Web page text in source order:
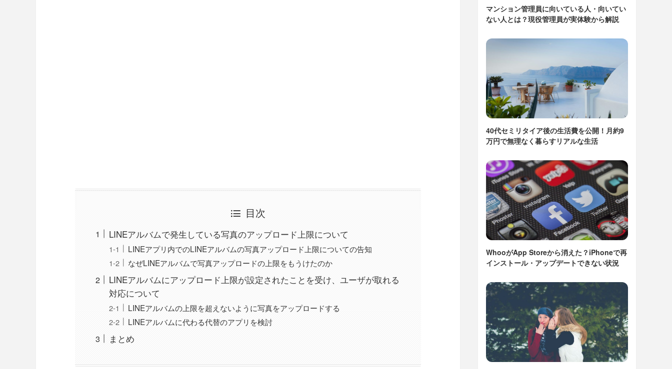
目次
LINEアルバムで発生している写真のアップロード上限について
LINEアプリ内でのLINEアルバムの写真アップロード上限についての告知
なぜLINEアルバムで写真アップロードの上限をもうけたのか
LINEアルバムにアップロード上限が設定されたことを受け、ユーザが取れる
対応について
LINEアルバムの上限を超えないように写真をアップロードする
LINEアルバムに代わる代替のアプリを検討
まとめ
マンション管理員に向いている人・向いてい
ない人とは？現役管理員が実体験から解説
40代セミリタイア後の生活費を公開！月約9
万円で無理なく暮らすリアルな生活
WhooがApp Storeから消えた？iPhoneで再
インストール・アップデートできない状況